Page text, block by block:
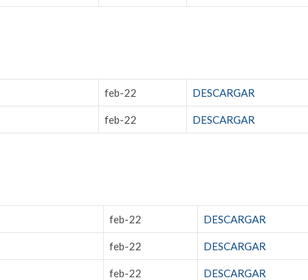
feb-22 DESCARGAR
feb-22 DESCARGAR
feb-22 DESCARGAR
feb-22 DESCARGAR
feb-22 DESCARGAR